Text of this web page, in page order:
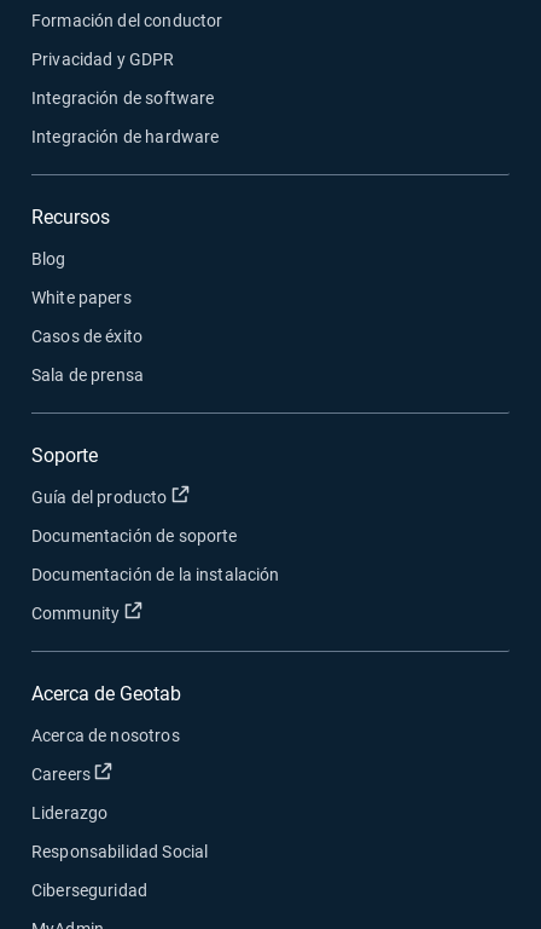
Formación del conductor
Privacidad y GDPR
Integración de software
Integración de hardware
Recursos
Blog
White papers
Casos de éxito
Sala de prensa
Soporte
Guía del producto Abrir en una nueva ventana
Documentación de soporte
Documentación de la instalación
Community
Abrir en una nueva ventana
Acerca de Geotab
Acerca de nosotros
Careers
Abrir en una nueva ventana
Liderazgo
Responsabilidad Social
Ciberseguridad